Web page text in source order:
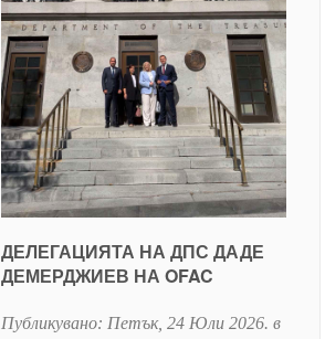
ДЕЛЕГАЦИЯТА НА ДПС ДАДЕ
ДЕМЕРДЖИЕВ НА OFAC
Публикувано: Петък, 24 Юли 2026. в